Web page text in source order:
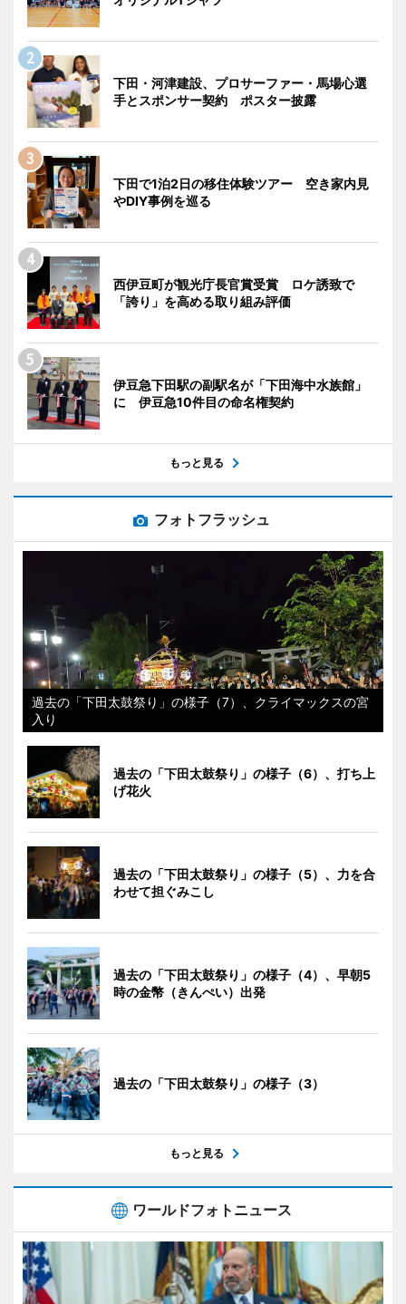
下田・河津建設、プロサーファー・馬場心選
手とスポンサー契約 ポスター披露
下田で1泊2日の移住体験ツアー 空き家内見
やDIY事例を巡る
西伊豆町が観光庁長官賞受賞 ロケ誘致で
「誇り」を高める取り組み評価
伊豆急下田駅の副駅名が「下田海中水族館」
に 伊豆急10件目の命名権契約
もっと見る
フォトフラッシュ
過去の「下田太鼓祭り」の様子（7）、クライマックスの宮
入り
過去の「下田太鼓祭り」の様子（6）、打ち上
げ花火
過去の「下田太鼓祭り」の様子（5）、力を合
わせて担ぐみこし
過去の「下田太鼓祭り」の様子（4）、早朝5
時の金幣（きんぺい）出発
過去の「下田太鼓祭り」の様子（3）
もっと見る
ワールドフォトニュース